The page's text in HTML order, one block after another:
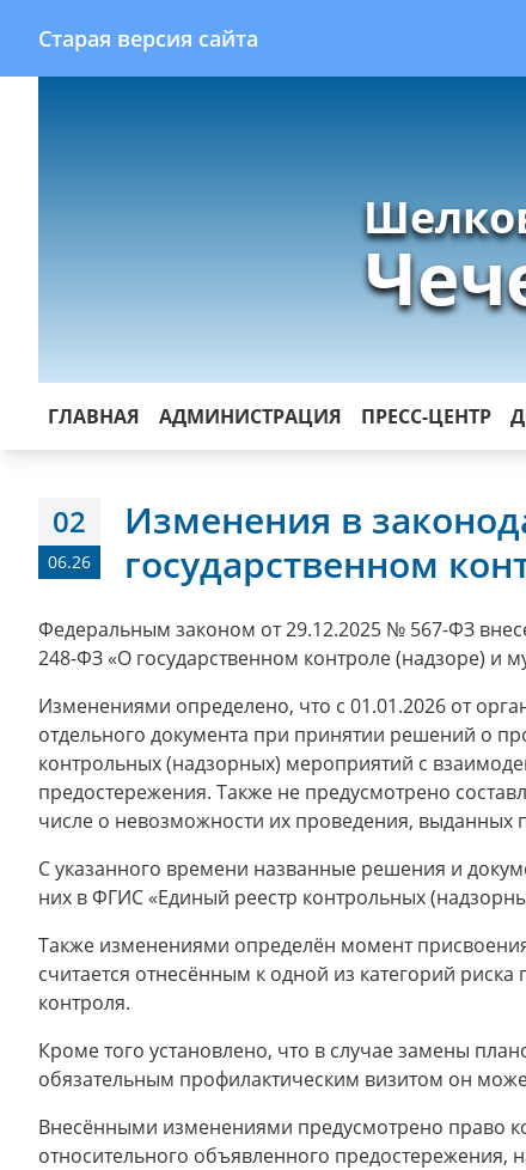
Старая версия сайта
ГЛАВНАЯ АДМИНИСТРАЦИЯ ПРЕСС-ЦЕНТР
02
06.26
Изменения в
государственном
Федеральным законом от 29.12.2025 № 567-ФЗ
248-ФЗ «О государственном контроле (надзоре) и
Изменениями определено, что с 01.01.2026 от
отдельного документа при принятии решений о
контрольных (надзорных) мероприятий с
предостережения. Также не предусмотрено
числе о невозможности их проведения, выданных
С указанного времени названные решения и
них в ФГИС «Единый реестр контрольных
Также изменениями определён момент
считается отнесённым к одной из категорий
контроля.
Кроме того установлено, что в случае замены
обязательным профилактическим визитом он
Внесёнными изменениями предусмотрено право
относительного объявленного предостережения,